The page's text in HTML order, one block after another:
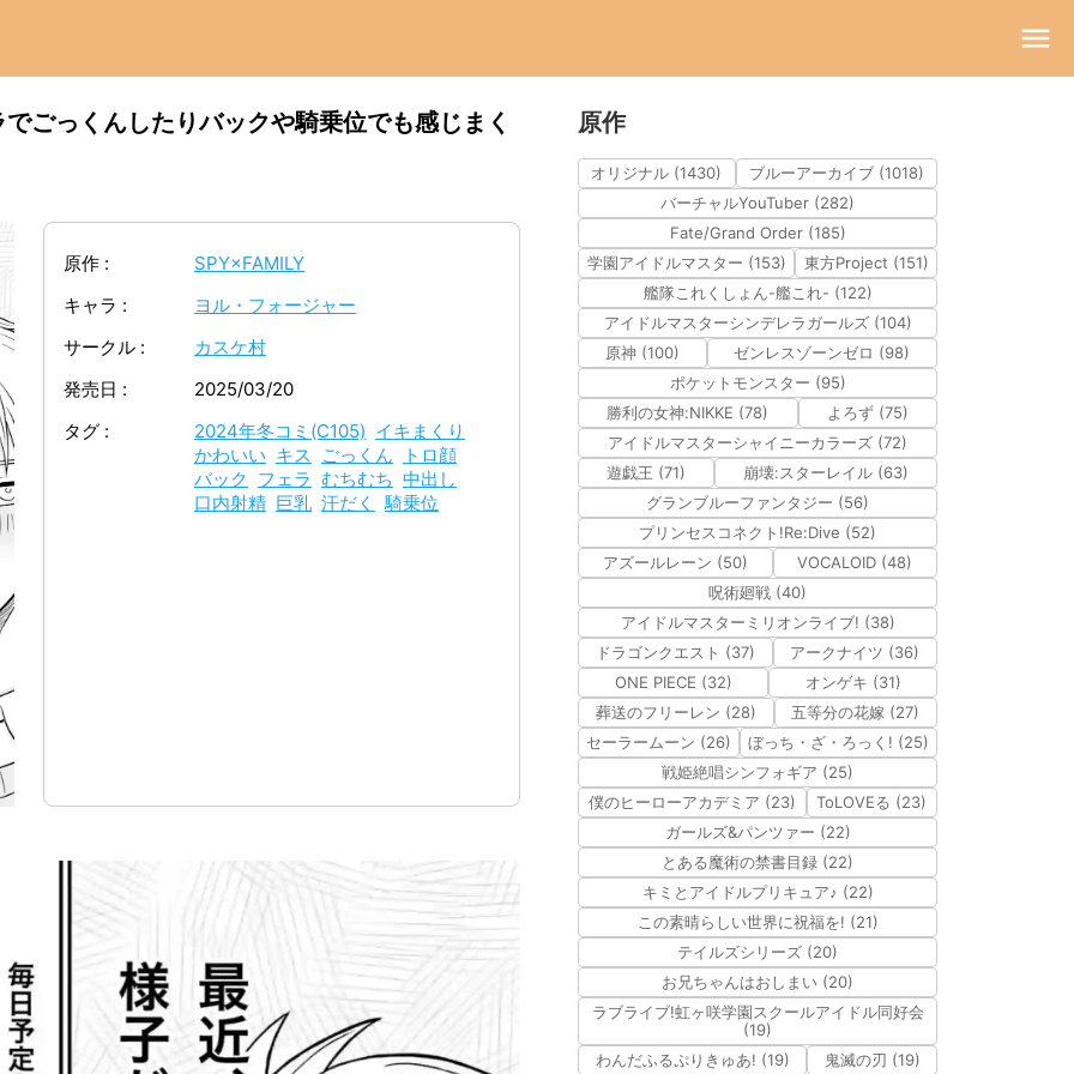
ごっくんしたりバックや騎乗位でも感じまく
原作
SPY×FAMILY
キャラ
ヨル・フォージャー
サークル
カスケ村
発売日
2025/03/20
タグ
2024年冬コミ(C105) イキまくり
かわいい キス ごっくん
トロ顔
バック フェラ むちむち 中出し
口内射精 巨乳 汗だく 騎乗位
原作
オリジナル (1430)
ブルーアーカイブ (1018)
バーチャルYouTuber (282)
Fate/Grand Order (185)
学園アイドルマスター (153)
東方Project (151)
艦隊これくしょん-艦これ- (122)
アイドルマスターシンデレラガールズ (104)
原神 (100)
ゼンレスゾーンゼロ (98)
ポケットモンスター (95)
勝利の女神:NIKKE (78)
よろず (75)
アイドルマスターシャイニーカラーズ (72)
遊戯王 (71)
崩壊:スターレイル (63)
グランブルーファンタジー (56)
プリンセスコネクト!Re:Dive (52)
アズールレーン (50)
VOCALOID (48)
呪術廻戦 (40)
アイドルマスターミリオンライブ! (38)
ドラゴンクエスト (37)
アークナイツ (36)
ONE PIECE (32)
オンゲキ (31)
葬送のフリーレン (28)
五等分の花嫁 (27)
セーラームーン (26)
ぼっち・ざ・ろっく! (25)
戦姫絶唱シンフォギア (25)
僕のヒーローアカデミア (23)
ToLOVEる (23)
ガールズ&パンツァー (22)
とある魔術の禁書目録 (22)
キミとアイドルプリキュア♪ (22)
この素晴らしい世界に祝福を! (21)
テイルズシリーズ (20)
お兄ちゃんはおしまい (20)
ラブライブ!虹ヶ咲学園スクールアイドル同好会
(19)
わんだふるぷりきゅあ! (19)
鬼滅の刃 (19)